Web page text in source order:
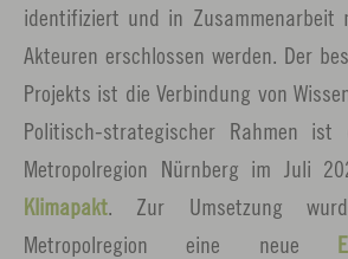
identifiziert und in Zusammenarbeit
Akteuren erschlossen werden. Der
Projekts ist die Verbindung von
Politisch-strategischer Rahmen
Metropolregion Nürnberg im Juli
Klimapakt . Zur Umsetzung
Metropolregion eine neue